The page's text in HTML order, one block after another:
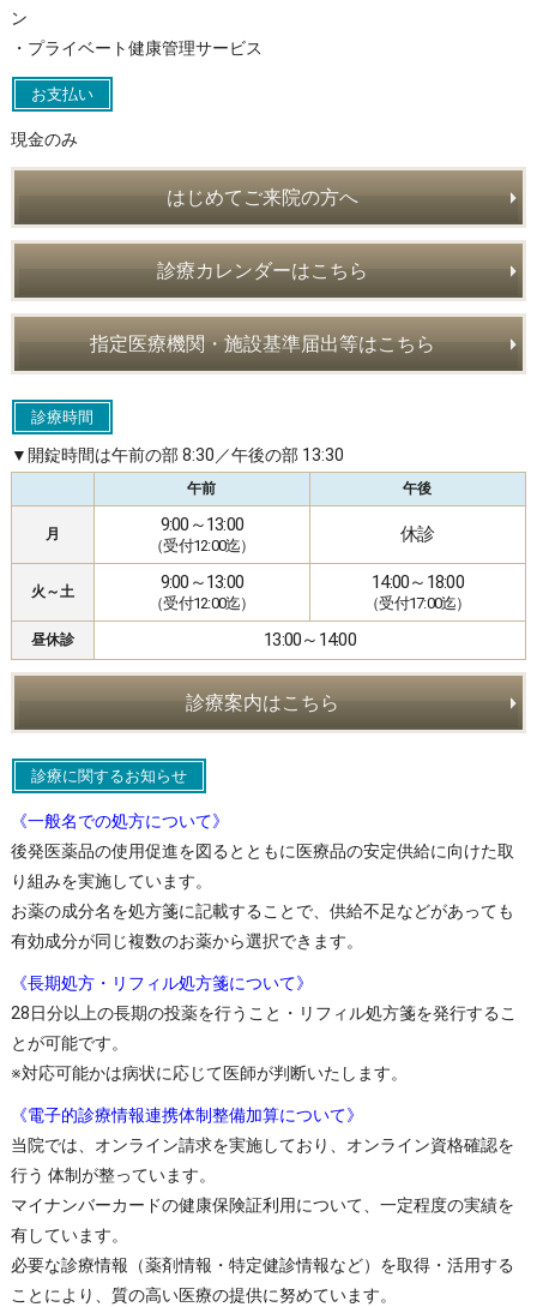
ン
・プライベート健康管理サービス
お支払い
現金のみ
はじめてご来院の方へ
診療カレンダーはこちら
指定医療機関・施設基準届出等はこちら
診療時間
▼開錠時間は午前の部 8:30／午後の部 13:30
午前 午後
月 9:00～13:00
（受付12:00迄）
休診
火～土 9:00～13:00
（受付12:00迄）
14:00～18:00
（受付17:00迄）
昼休診 13:00～14:00
診療案内はこちら
診療に関するお知らせ
《一般名での処方について》
後発医薬品の使用促進を図るとともに医療品の安定供給に向けた取
り組みを実施しています。
お薬の成分名を処方箋に記載することで、供給不足などがあっても
有効成分が同じ複数のお薬から選択できます。
《長期処方・リフィル処方箋について》
28日分以上の長期の投薬を行うこと・リフィル処方箋を発行するこ
とが可能です。
※対応可能かは病状に応じて医師が判断いたします。
《電子的診療情報連携体制整備加算について》
当院では、オンライン請求を実施しており、オンライン資格確認を
行う 体制が整っています。
マイナンバーカードの健康保険証利用について、一定程度の実績を
有しています。
必要な診療情報（薬剤情報・特定健診情報など）を取得・活用する
ことにより、質の高い医療の提供に努めています。